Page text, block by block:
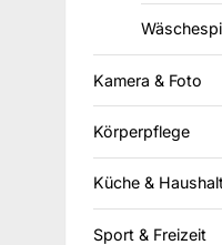
Kamera & Foto
Körperpflege
Küche &
Sport & Freizeit